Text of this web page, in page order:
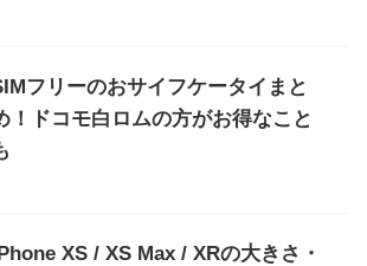
フリーのおサイフケータイまと
！ドコモ白ロムの方がお得なこと
XS / XS Max / XRの大きさ・